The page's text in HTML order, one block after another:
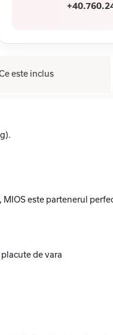
este inclus
este partenerul
de vara